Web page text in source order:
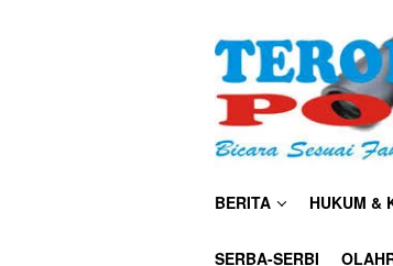
BERITA HUKUM &
SERBA-SERBI